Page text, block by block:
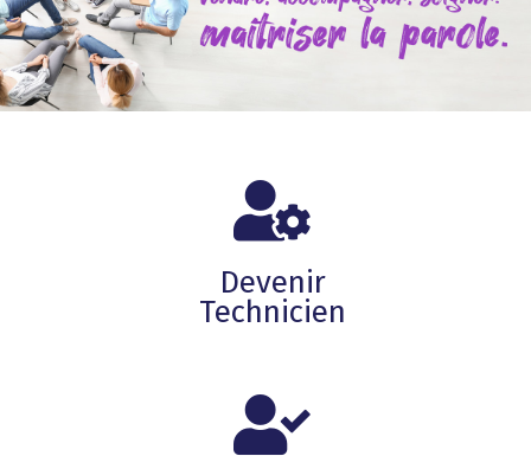
Devenir
Technicien